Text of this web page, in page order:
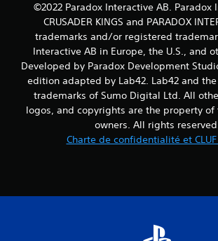
©2022 Paradox Interactive AB. Paradox
CRUSADER KINGS and PARADOX
trademarks and/or registered
Interactive AB in Europe, the U.S., and
Developed by Paradox Development
edition adapted by Lab42. Lab42 and
trademarks of Sumo Digital Ltd. All
logos, and copyrights are the property
owners. All rights
Charte de confidentialité et